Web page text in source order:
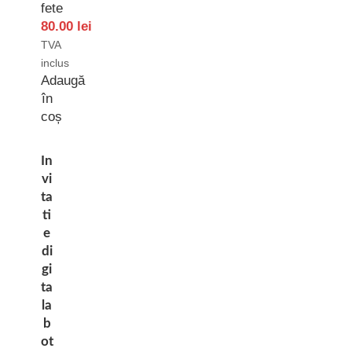
fete
80.00 lei
TVA
inclus
Adaugă
în
coș
In
vi
ta
ti
e
di
gi
ta
la
b
ot